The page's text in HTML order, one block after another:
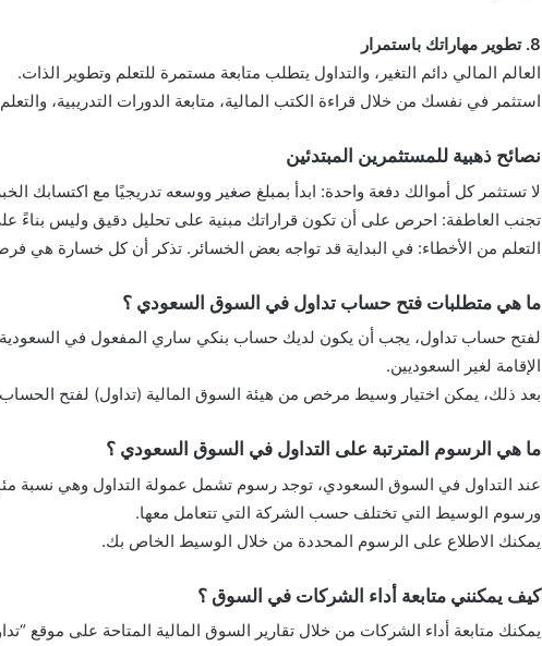
8. تطوير مهاراتك باستمرار
العالم المالي دائم التغير، والتداول يتطلب متابعة مستمرة للتعلم وتطوير الذات.
استثمر في نفسك من خلال قراءة الكتب المالية، متابعة الدورات التدريبية،
نصائح ذهبية للمستثمرين المبتدئين
لا تستثمر كل أموالك دفعة واحدة: ابدأ بمبلغ صغير ووسعه تدريجيًا مع اكتسابك
تجنب العاطفة: احرص على أن تكون قراراتك مبنية على تحليل دقيق وليس بناءً
التعلم من الأخطاء: في البداية قد تواجه بعض الخسائر. تذكر أن كل خسارة هي
ما هي متطلبات فتح حساب تداول في السوق السعودي ؟
لفتح حساب تداول، يجب أن يكون لديك حساب بنكي ساري المفعول في السعودية،
الإقامة لغير السعوديين.
بعد ذلك، يمكن اختيار وسيط مرخص من هيئة السوق المالية (تداول) لفتح
ما هي الرسوم المترتبة على التداول في السوق السعودي ؟
عند التداول في السوق السعودي، توجد رسوم تشمل عمولة التداول وهي نسبة
ورسوم الوسيط التي تختلف حسب الشركة التي تتعامل معها.
يمكنك الاطلاع على الرسوم المحددة من خلال الوسيط الخاص بك.
كيف يمكنني متابعة أداء الشركات في السوق ؟
يمكنك متابعة أداء الشركات من خلال تقارير السوق المالية المتاحة على موقع